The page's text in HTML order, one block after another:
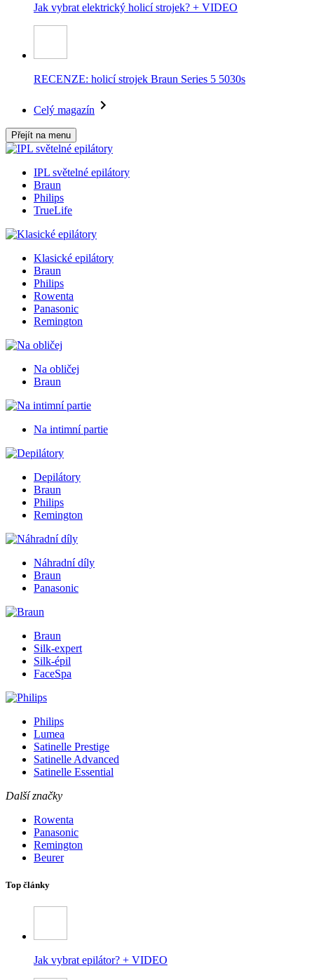
Jak vybrat elektrický holicí strojek? + VIDEO
RECENZE: holicí strojek Braun Series 5 5030s
Celý magazín
Přejít na menu
IPL světelné epilátory
Braun
Philips
TrueLife
Klasické epilátory
Braun
Philips
Rowenta
Panasonic
Remington
Na obličej
Braun
Na intimní partie
Depilátory
Braun
Philips
Remington
Náhradní díly
Braun
Panasonic
Braun
Silk-expert
Silk-épil
FaceSpa
Philips
Lumea
Satinelle Prestige
Satinelle Advanced
Satinelle Essential
Další značky
Rowenta
Panasonic
Remington
Beurer
Top články
Jak vybrat epilátor? + VIDEO